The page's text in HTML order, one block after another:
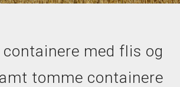
med flis og
tomme containere